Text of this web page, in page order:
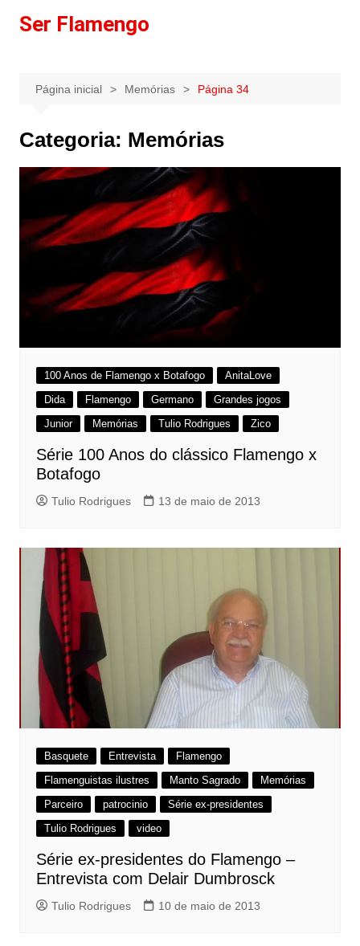
paraSer Flamengo
Página inicial Memórias Página 34
Categoria: Memórias
100 Anos de Flamengo x Botafogo
AnitaLove
Dida
Flamengo Germano
Grandes jogos
Junior
Memórias Tulio Rodrigues Zico
Série 100 Anos do clássico Flamengo x
Botafogo
Tulio Rodrigues 13 de maio de 2013
Basquete Entrevista
Flamengo
Flamenguistas ilustres
Manto Sagrado
Memórias
Parceiro
patrocinio
Série ex-presidentes
Tulio Rodrigues
video
Série ex-presidentes do Flamengo –
Entrevista com Delair Dumbrosck
Tulio Rodrigues 10 de maio de 2013